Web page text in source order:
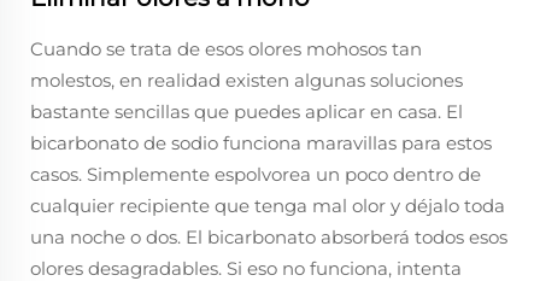
Cuando se trata de esos olores mohosos tan
molestos, en realidad existen algunas soluciones
bastante sencillas que puedes aplicar en casa. El
bicarbonato de sodio funciona maravillas para estos
casos. Simplemente espolvorea un poco dentro de
cualquier recipiente que tenga mal olor y déjalo toda
una noche o dos. El bicarbonato absorberá todos esos
olores desagradables. Si eso no funciona, intenta